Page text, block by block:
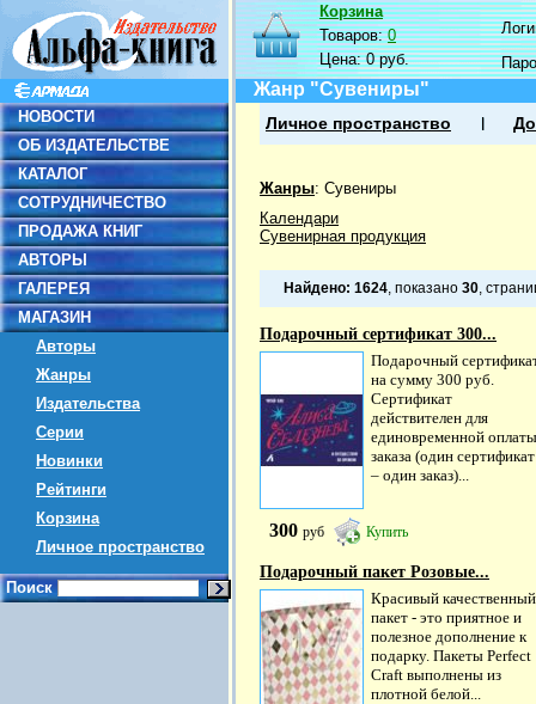
НОВОСТИ
ОБ ИЗДАТЕЛЬСТВЕ
КАТАЛОГ
СОТРУДНИЧЕСТВО
ПРОДАЖА КНИГ
АВТОРЫ
ГАЛЕРЕЯ
МАГАЗИН
Авторы
Жанры
Издательства
Серии
Новинки
Рейтинги
Корзина
Личное пространство
Поиск
Корзина
Товаров:0
Цена:0 руб.
Жанр "Сувениры"
Личное пространство
Жанры: Сувениры
Календари
Сувенирная продукция
Найдено: 1624, показано 30,
Подарочный сертификат 300...
Подарочный
на сумму 300 руб.
Сертификат
действителен для
единовременной оплаты
заказа (один сертификат
– один заказ)...
300 руб Купить
Подарочный пакет Розовые...
Красивый качественный
пакет - это приятное и
полезное дополнение к
подарку. Пакеты Perfect
Craft выполнены из
плотной белой...